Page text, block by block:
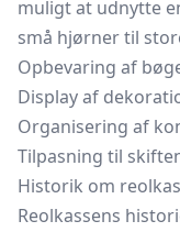
muligt at udnytte
små hjørner til
Opbevaring af
Display af
Organisering af
Tilpasning til
Historik om
Reolkassens